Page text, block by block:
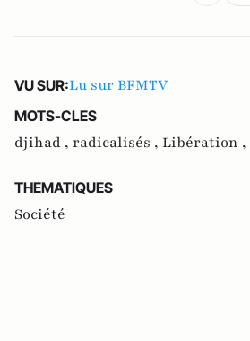
VU SUR:Lu sur BFMTV
MOTS-CLES
djihad , radicalisés , Libération ,
THEMATIQUES
Société